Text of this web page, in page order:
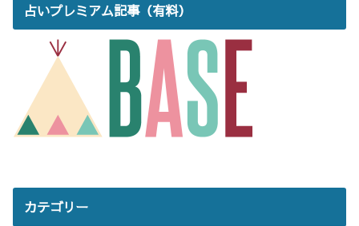
占いプレミアム記事（有料）
カテゴリー